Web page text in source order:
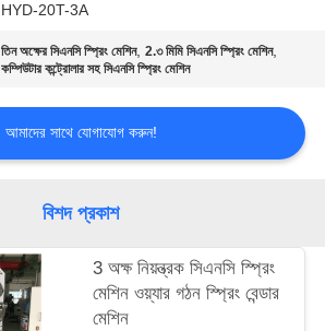
HYD-20T-3A
তিন অক্ষের সিএনসি স্প্রিং মেশিন,2.৩ মিমি সিএনসি স্প্রিং মেশিন,
কম্পিউটার কন্ট্রোলার সহ সিএনসি স্প্রিং মেশিন
আমাদের সাথে যোগাযোগ করুন!
বিশদ প্রকাশ
3 অক্ষ নিয়ন্ত্রক সিএনসি স্প্রিং
মেশিন ওয়্যার গঠন স্প্রিং বেন্ডার
মেশিন